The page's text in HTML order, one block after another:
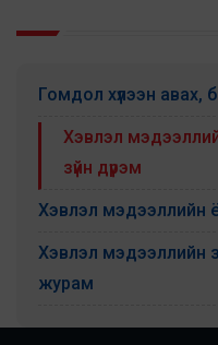
Гомдол хүлээн авах,
Хэвлэл
зүйн дүрэм
Хэвлэл мэдээллийн
Хэвлэл мэдээллийн
журам